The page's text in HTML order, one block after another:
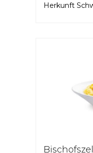
Herkunft
Bischofszell